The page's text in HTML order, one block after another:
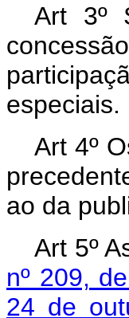
Art 3º
especiais.
Art 4º
ao da
Art 5º
nº 209,
24 de